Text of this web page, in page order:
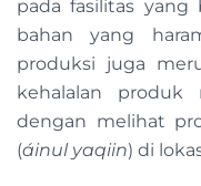
pada fasilitas yang
bahan yang
produksi juga
kehalalan produk
dengan melihat
(áinul yaqiin) di